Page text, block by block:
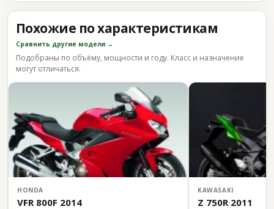
Похожие по характеристикам
Сравнить другие модели →
Подобраны по объёму, мощности и году. Класс и назначение
могут отличаться.
HONDA
VFR 800F 2014
KAWASAKI
Z 750R 2011